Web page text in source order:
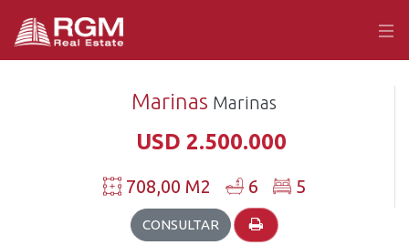
Marinas Marinas
USD 2.500.000
708,00 M2 6 5
CONSULTAR